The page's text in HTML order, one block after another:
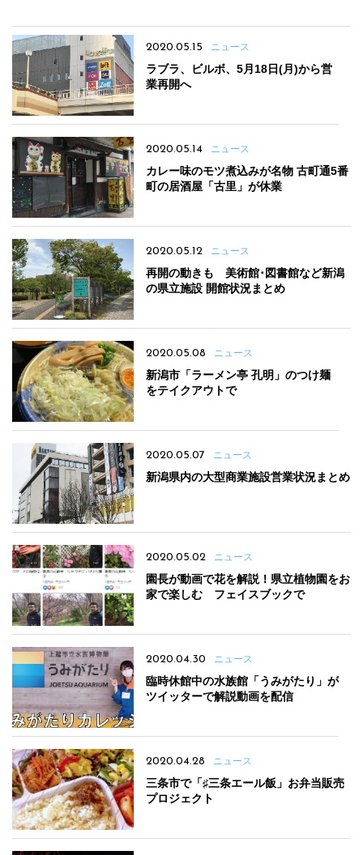
2020.05.15 ニュース
ラブラ、ビルボ、5月18日(月)から営
業再開へ
2020.05.14 ニュース
カレー味のモツ煮込みが名物 古町通5番
町の居酒屋「古里」が休業
2020.05.12 ニュース
再開の動きも 美術館･図書館など新潟
の県立施設 開館状況まとめ
2020.05.08 ニュース
新潟市「ラーメン亭 孔明」のつけ麺
をテイクアウトで
2020.05.07 ニュース
新潟県内の大型商業施設営業状況まとめ
2020.05.02 ニュース
園長が動画で花を解説！県立植物園をお
家で楽しむ フェイスブックで
2020.04.30 ニュース
臨時休館中の水族館「うみがたり」が
ツイッターで解説動画を配信
2020.04.28 ニュース
三条市で「♯三条エール飯」お弁当販売
プロジェクト